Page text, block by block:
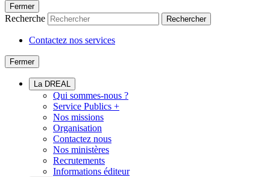
Fermer
Recherche Rechercher
Contactez nos services
Fermer
La DREAL
Qui sommes-nous ?
Service Publics +
Nos missions
Organisation
Contactez nous
Nos ministères
Recrutements
Informations éditeur